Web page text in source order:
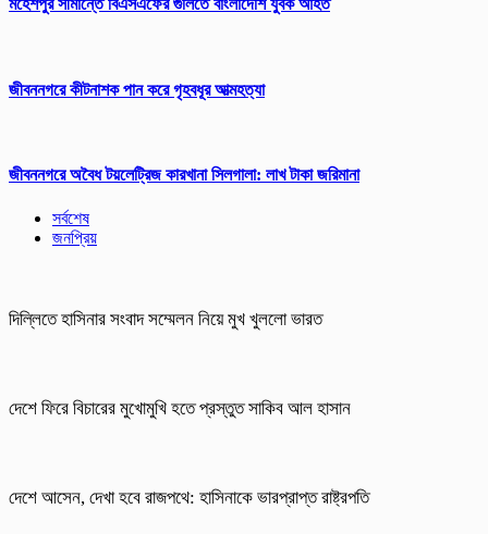
মহেশপুর সীমান্তে বিএসএফের গুলিতে বাংলাদেশি যুবক আহত
জীবননগরে কীটনাশক পান করে গৃহবধূর আত্মহত্যা
জীবননগরে অবৈধ টয়লেট্রিজ কারখানা সিলগালা: লাখ টাকা জরিমানা
সর্বশেষ
জনপ্রিয়
দিল্লিতে হাসিনার সংবাদ সম্মেলন নিয়ে মুখ খুললো ভারত
দেশে ফিরে বিচারের মুখোমুখি হতে প্রস্তুত সাকিব আল হাসান
দেশে আসেন, দেখা হবে রাজপথে: হাসিনাকে ভারপ্রাপ্ত রাষ্ট্রপতি